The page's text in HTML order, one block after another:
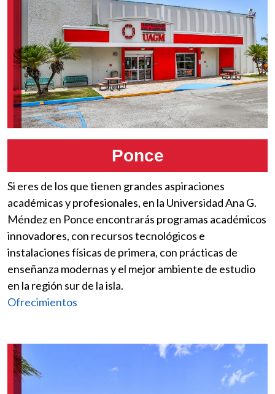
Ponce
Si eres de los que tienen grandes aspiraciones
académicas y profesionales, en la Universidad Ana G.
Méndez en Ponce encontrarás programas académicos
innovadores, con recursos tecnológicos e
instalaciones físicas de primera, con prácticas de
enseñanza modernas y el mejor ambiente de estudio
en la región sur de la isla.
Ofrecimientos